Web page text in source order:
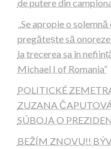
de putere din
„Se apropie o
pregătește să
la trecerea sa în
Michael I of Romania”
POLITICKÉ
ZUZANA
SÚBOJA O
BEŽÍM ZNOVU!!